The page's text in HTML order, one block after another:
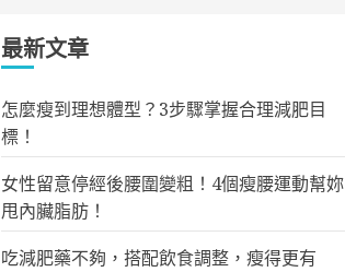
最新文章
怎麼瘦到理想體型？3步驟掌握合理減肥目
標！
女性留意停經後腰圍變粗！4個瘦腰運動幫妳
甩內臟脂肪！
吃減肥藥不夠，搭配飲食調整，瘦得更有